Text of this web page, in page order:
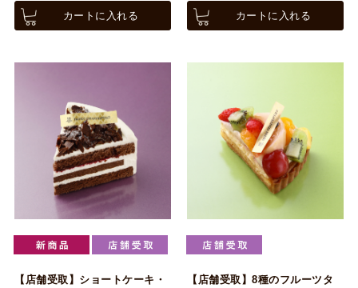
カートに入れる カートに入れる
【店舗受取】ショートケーキ・
【店舗受取】8種のフルーツタ